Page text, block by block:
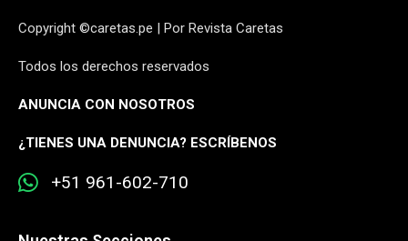
Copyright ©caretas.pe | Por Revista Caretas
Todos los derechos reservados
ANUNCIA CON NOSOTROS
¿TIENES UNA DENUNCIA? ESCRÍBENOS
+51 961-602-710